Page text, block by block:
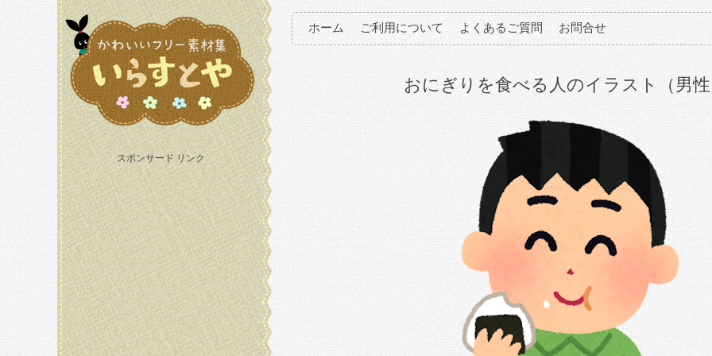
スポンサード リンク
ホーム ご利用について よくあるご質問 お問合せ
おにぎりを食べる人のイラスト（男